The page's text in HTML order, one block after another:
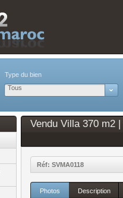
Type du bien
Tous
Vendu Villa 370 m2
Réf: SVMA0118
Photos Description